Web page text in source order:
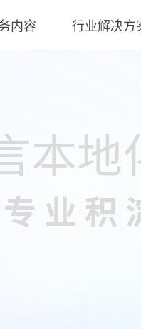
译、本地化
内容 行业解决方
通过 ISO
获评